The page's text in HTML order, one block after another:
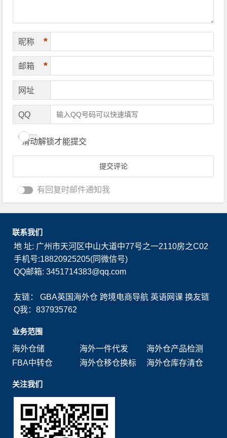
昵称 *
邮箱 *
网址
QQ
滑动解锁才能提交
有回复时邮件通知我
联系我们
地 址: 广州市天河区中山大道中77号之一2110房之C02
手机号:18820925205(同微信号)
QQ邮箱: 3451714383@qq.com
友链：GBA英国海外仓 跨境电商导航 英语网课 换友链
Q我：837935762
业务范围
海外仓储
海外一件代发
海外仓产品检测
FBA中转仓
海外仓移仓换标 海外仓库存清仓
关注我们